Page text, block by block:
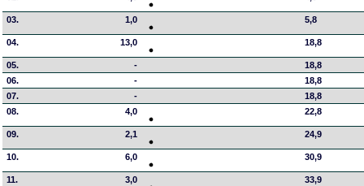
03. 1,0 5,8
04. 13,0 18,8
05. -
18,8
06.
-
18,8
07.
-
18,8
08.
4,0 22,8
09. 2,1 24,9
10. 6,0 30,9
11. 3,0 33,9